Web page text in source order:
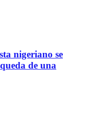
nigeriano se
de una